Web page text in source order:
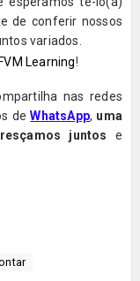
de conferir nossos
variados.
Learning!
nas redes
deWhatsApp, uma
juntos
e